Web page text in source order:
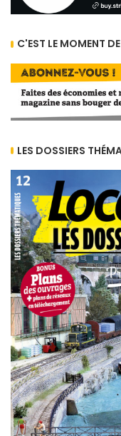
C'EST LE MOMENT
LES DOSSIERS